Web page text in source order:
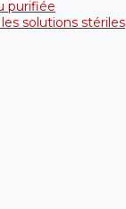
purifiée
solutions stériles